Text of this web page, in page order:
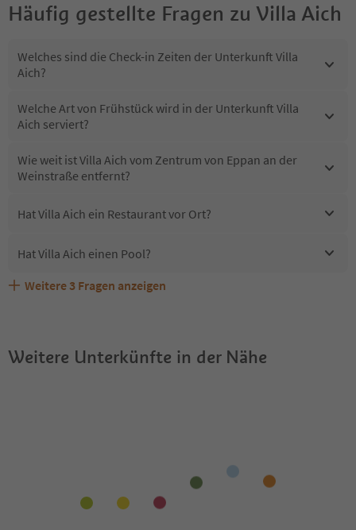
Häufig gestellte Fragen zu Villa Aich
Welches sind die Check-in Zeiten der Unterkunft Villa
Aich?
Welche Art von Frühstück wird in der Unterkunft Villa
Aich serviert?
Wie weit ist Villa Aich vom Zentrum von Eppan an der
Weinstraße entfernt?
Hat Villa Aich ein Restaurant vor Ort?
Hat Villa Aich einen Pool?
Sind Haustiere in der Unterkunft Villa Aich erlaubt?
Welche Services bietet Villa Aich?
Erhalten die Gäste von Villa Aich einen Südtirol
Weitere 3 Fragen anzeigen
Weitere Unterkünfte in der Nähe